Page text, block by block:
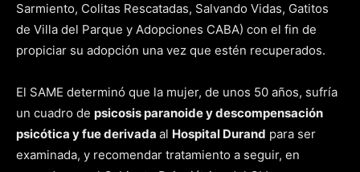
Sarmiento, Colitas Rescatadas, Salvando Vidas, Gatitos
de Villa del Parque y Adopciones CABA) con el fin de
propiciar su adopción una vez que estén recuperados.
El SAME determinó que la mujer, de unos 50 años, sufría
un cuadro de psicosis paranoide y descompensación
psicótica y fue derivada al Hospital Durand para ser
examinada, y recomendar tratamiento a seguir, en